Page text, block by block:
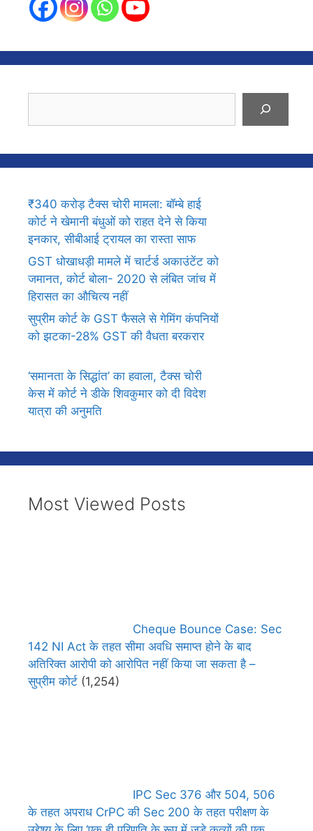
₹340 करोड़ टैक्स चोरी मामला: बॉम्बे हाई
कोर्ट ने खेमानी बंधुओं को राहत देने से किया
इनकार, सीबीआई ट्रायल का रास्ता साफ
GST धोखाधड़ी मामले में चार्टर्ड अकाउंटेंट को
जमानत, कोर्ट बोला- 2020 से लंबित जांच में
हिरासत का औचित्य नहीं
सुप्रीम कोर्ट के GST फैसले से गेमिंग कंपनियों
को झटका-28% GST की वैधता बरकरार
‘समानता के सिद्धांत’ का हवाला, टैक्स चोरी
केस में कोर्ट ने डीके शिवकुमार को दी विदेश
यात्रा की अनुमति
Most Viewed Posts
Cheque Bounce Case: Sec
142 NI Act के तहत सीमा अवधि समाप्त होने के बाद
अतिरिक्त आरोपी को आरोपित नहीं किया जा सकता है –
सुप्रीम कोर्ट (1,254)
IPC Sec 376 और 504, 506
के तहत अपराध CrPC की Sec 200 के तहत परीक्षण के